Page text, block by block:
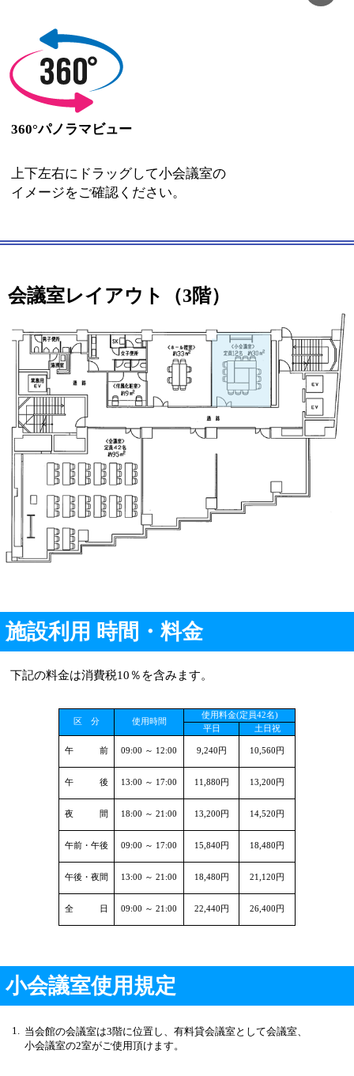
360°パノラマビュー
上下左右にドラッグして小会議室の
イメージをご確認ください。
会議室レイアウト（3階）
施設利用 時間・料金
下記の料金は消費税10％を含みます。
区 分 使用時間
使用料金(定員42名)
平日
土日祝
午 前 09:00 ～ 12:00 9,240円 10,560円
午 後 13:00 ～ 17:00 11,880円 13,200円
夜 間 18:00 ～ 21:00 13,200円 14,520円
午前・午後 09:00 ～ 17:00 15,840円 18,480円
午後・夜間 13:00 ～ 21:00 18,480円 21,120円
全 日 09:00 ～ 21:00 22,440円 26,400円
小会議室使用規定
1. 当会館の会議室は3階に位置し、有料貸会議室として会議室、
小会議室の2室がご使用頂けます。